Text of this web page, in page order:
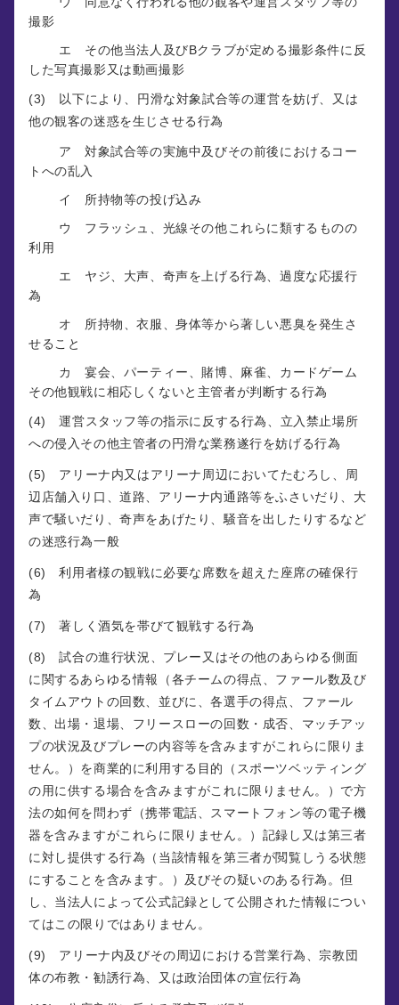
撮影
エ その他当法人及びBクラブが定める撮影条件に反
した写真撮影又は動画撮影
(3) 以下により、円滑な対象試合等の運営を妨げ、又は
他の観客の迷惑を生じさせる行為
ア 対象試合等の実施中及びその前後におけるコー
トへの乱入
イ 所持物等の投げ込み
ウ フラッシュ、光線その他これらに類するものの
利用
エ ヤジ、大声、奇声を上げる行為、過度な応援行
為
オ 所持物、衣服、身体等から著しい悪臭を発生さ
せること
カ 宴会、パーティー、賭博、麻雀、カードゲーム
その他観戦に相応しくないと主管者が判断する行為
(4) 運営スタッフ等の指示に反する行為、立入禁止場所
への侵入その他主管者の円滑な業務遂行を妨げる行為
(5) アリーナ内又はアリーナ周辺においてたむろし、周
辺店舗入り口、道路、アリーナ内通路等をふさいだり、大
声で騒いだり、奇声をあげたり、騒音を出したりするなど
の迷惑行為一般
(6) 利用者様の観戦に必要な席数を超えた座席の確保行
為
(7) 著しく酒気を帯びて観戦する行為
(8) 試合の進行状況、プレー又はその他のあらゆる側面
に関するあらゆる情報（各チームの得点、ファール数及び
タイムアウトの回数、並びに、各選手の得点、ファール
数、出場・退場、フリースローの回数・成否、マッチアッ
プの状況及びプレーの内容等を含みますがこれらに限りま
せん。）を商業的に利用する目的（スポーツベッティング
の用に供する場合を含みますがこれに限りません。）で方
法の如何を問わず（携帯電話、スマートフォン等の電子機
器を含みますがこれらに限りません。）記録し又は第三者
に対し提供する行為（当該情報を第三者が閲覧しうる状態
にすることを含みます。）及びその疑いのある行為。但
し、当法人によって公式記録として公開された情報につい
てはこの限りではありません。
(9) アリーナ内及びその周辺における営業行為、宗教団
体の布教・勧誘行為、又は政治団体の宣伝行為